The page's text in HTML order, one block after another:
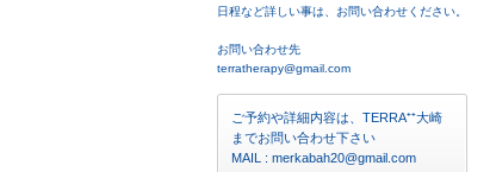
日程など詳しい事は、お問い合わせください。
お問い合わせ先
terratherapy@gmail.com
ご予約や詳細内容は、TERRA⁺⁺大崎
までお問い合わせ下さい
MAIL : merkabah20@gmail.com